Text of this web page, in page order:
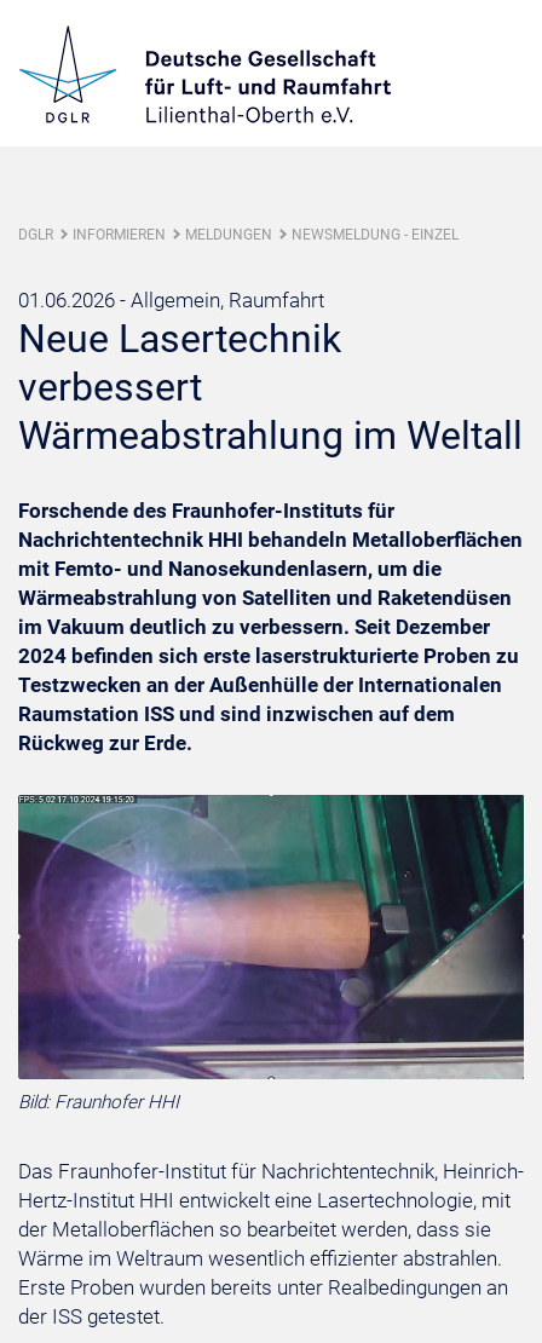
DGLR INFORMIEREN MELDUNGEN NEWSMELDUNG - EINZEL
01.06.2026 - Allgemein, Raumfahrt
Neue Lasertechnik
verbessert
Wärmeabstrahlung im Weltall
Forschende des Fraunhofer-Instituts für
Nachrichtentechnik HHI behandeln Metalloberflächen
mit Femto- und Nanosekundenlasern, um die
Wärmeabstrahlung von Satelliten und Raketendüsen
im Vakuum deutlich zu verbessern. Seit Dezember
2024 befinden sich erste laserstrukturierte Proben zu
Testzwecken an der Außenhülle der Internationalen
Raumstation ISS und sind inzwischen auf dem
Rückweg zur Erde.
Bild: Fraunhofer HHI
Das Fraunhofer-Institut für Nachrichtentechnik, Heinrich-
Hertz-Institut HHI entwickelt eine Lasertechnologie, mit
der Metalloberflächen so bearbeitet werden, dass sie
Wärme im Weltraum wesentlich effizienter abstrahlen.
Erste Proben wurden bereits unter Realbedingungen an
der ISS getestet.